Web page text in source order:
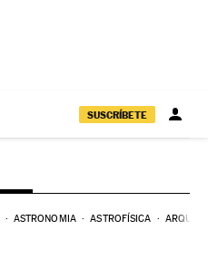
SUSCRÍBETE
ASTRONOMIA ASTROFÍSICA